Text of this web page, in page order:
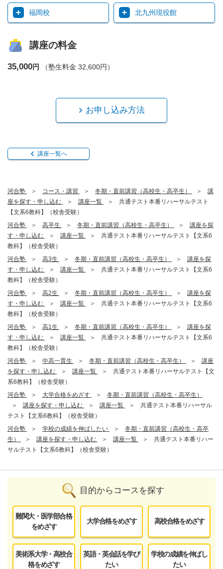
福岡校 北九州現役館
講座の料金
35,000円 （塾生料金 32,600円）
お申し込み方法
講座一覧へ
河合塾 コース・講習 冬期・直前講習（高校生・高卒生）
講
座を探す・申し込む
講座一覧
共通テスト本番リハーサルテスト
【文系6教科】（校舎受験）
河合塾
高卒生 冬期・直前講習（高校生・高卒生）
講座を探
す・申し込む
講座一覧
共通テスト本番リハーサルテスト【文系6
教科】（校舎受験）
河合塾
高3生 冬期・直前講習（高校生・高卒生）
講座を探
す・申し込む
講座一覧
共通テスト本番リハーサルテスト【文系6
教科】（校舎受験）
河合塾
高2生 冬期・直前講習（高校生・高卒生）
講座を探
す・申し込む
講座一覧
共通テスト本番リハーサルテスト【文系6
教科】（校舎受験）
河合塾
高1生 冬期・直前講習（高校生・高卒生）
講座を探
す・申し込む
講座一覧
共通テスト本番リハーサルテスト【文系6
教科】（校舎受験）
河合塾
中高一貫生 冬期・直前講習（高校生・高卒生）
講座
を探す・申し込む
講座一覧
共通テスト本番リハーサルテスト【文
系6教科】（校舎受験）
河合塾
大学合格をめざす
冬期・直前講習（高校生・高卒生）
講座を探す・申し込む
講座一覧
共通テスト本番リハーサル
テスト【文系6教科】（校舎受験）
河合塾
学校の成績を伸ばしたい
冬期・直前講習（高校生・高卒
生）
講座を探す・申し込む 講座一覧
共通テスト本番リハー
サルテスト【文系6教科】（校舎受験）
目的からコースを探す
難関大・医学部合格
をめざす
大学合格をめざす 高校合格をめざす
美術系大学・高校合
格をめざす
英語・英会話を学び
たい
学校の成績を伸ばし
たい